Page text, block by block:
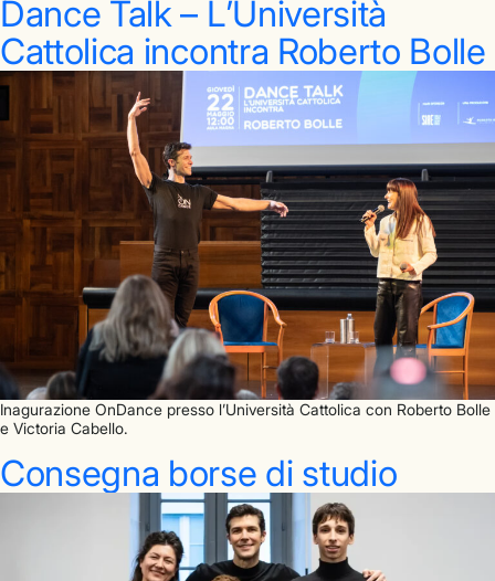
Dance Talk – L’Università
Cattolica incontra Roberto Bolle
Inagurazione OnDance presso l’Università Cattolica con Roberto Bolle
e Victoria Cabello.
Consegna borse di studio